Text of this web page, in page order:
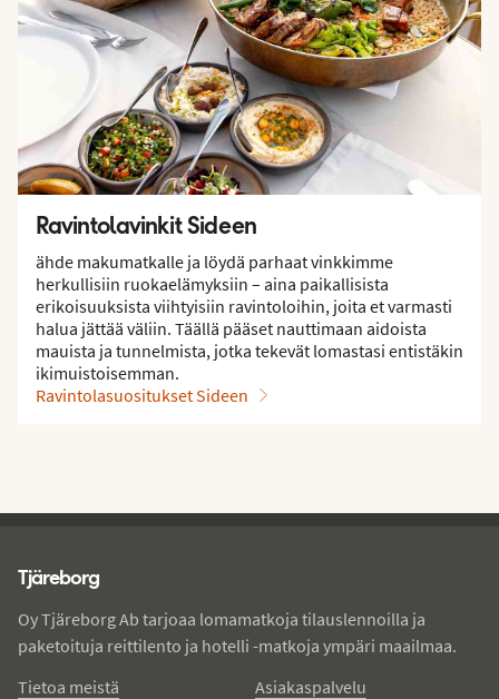
Ravintolavinkit Sideen
ähde makumatkalle ja löydä parhaat vinkkimme
herkullisiin ruokaelämyksiin – aina paikallisista
erikoisuuksista viihtyisiin ravintoloihin, joita et varmasti
halua jättää väliin. Täällä pääset nauttimaan aidoista
mauista ja tunnelmista, jotka tekevät lomastasi entistäkin
ikimuistoisemman.
Ravintolasuositukset Sideen
Tjäreborg
Oy Tjäreborg Ab tarjoaa lomamatkoja tilauslennoilla ja
paketoituja reittilento ja hotelli -matkoja ympäri maailmaa.
Tietoa meistä
Asiakaspalvelu